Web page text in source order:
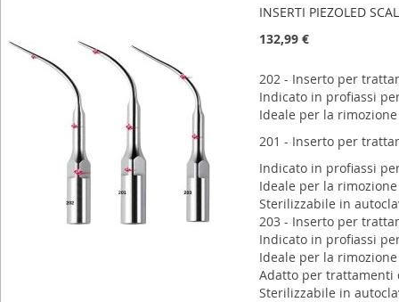
INSERTI PIEZOLED
132,99 €
202 - Inserto per
Indicato in profiassi
Ideale per la
201 - Inserto per
Indicato in profiassi
Ideale per la
Sterilizzabile in
203 - Inserto per
Indicato in profiassi
Ideale per la
Adatto per trattamenti
Sterilizzabile in